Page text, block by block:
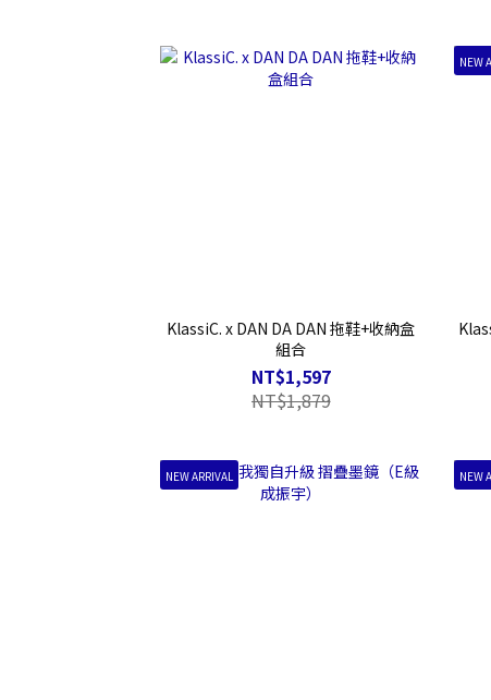
KlassiC. x DAN DA DAN 拖鞋+收納盒
組合
NT$1,597
NT$1,879
NEW
NEW ARRIVAL NEW